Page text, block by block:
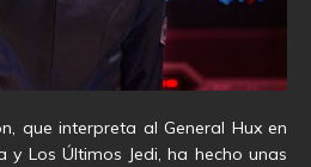
que interpreta al General Hux en
y Los Últimos Jedi, ha hecho unas